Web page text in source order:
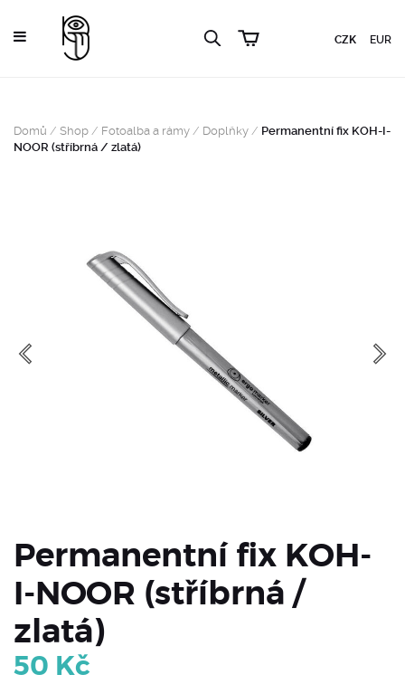
CZK EUR
Domů / Shop / Fotoalba a rámy / Doplňky / Permanentní fix KOH-I-
NOOR (stříbrná / zlatá)
Permanentní fix KOH-
I-NOOR (stříbrná /
zlatá)
50 Kč